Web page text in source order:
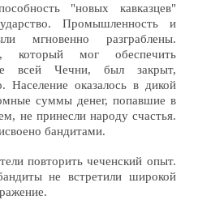
"новых кавказцев"
Промышленность и
мгновенно разграблены.
который мог обеспечить
всей Чечни, был закрыт,
Население оказалось в дикой
суммы денег, попавшие в
не принесли народу счастья.
бандитами.
повторить чеченский опыт.
не встретили широкой